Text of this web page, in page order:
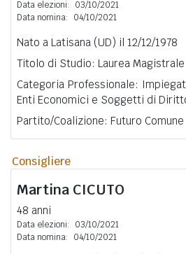
Data elezioni:
03/10/2021
Data nomina:
04/10/2021
Nato a Latisana (UD) il 12/12/1978
Titolo di Studio: Laurea Magistrale
Categoria Professionale:
Enti Economici e Soggetti di
Partito/Coalizione: Futuro Comune
Consigliere
Martina CICUTO
48 anni
Data elezioni:
03/10/2021
Data nomina:
04/10/2021